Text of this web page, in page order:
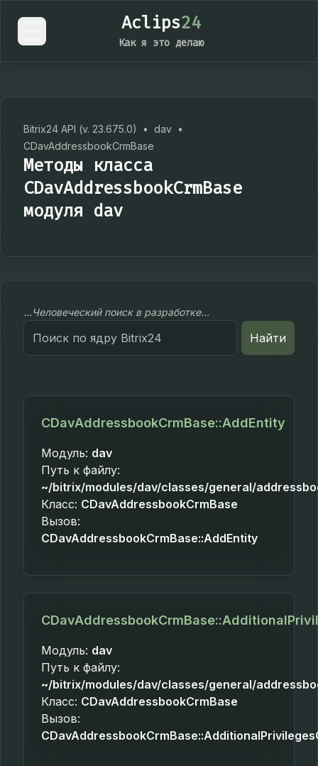
Aclips24
Как я это делаю
Bitrix24 API (v. 23.675.0) • dav •
CDavAddressbookCrmBase
Методы класса
CDavAddressbookCrmBase
модуля dav
...Человеческий поиск в разработке...
Search
for:
Найти
CDavAddressbookCrmBase::AddEntity
Модуль: dav
Путь к файлу:
~/bitrix/modules/dav/classes/general/
Класс: CDavAddressbookCrmBase
Вызов:
CDavAddressbookCrmBase::AddEntity
Модуль: dav
Путь к файлу:
~/bitrix/modules/dav/classes/general/
Класс: CDavAddressbookCrmBase
Вызов: